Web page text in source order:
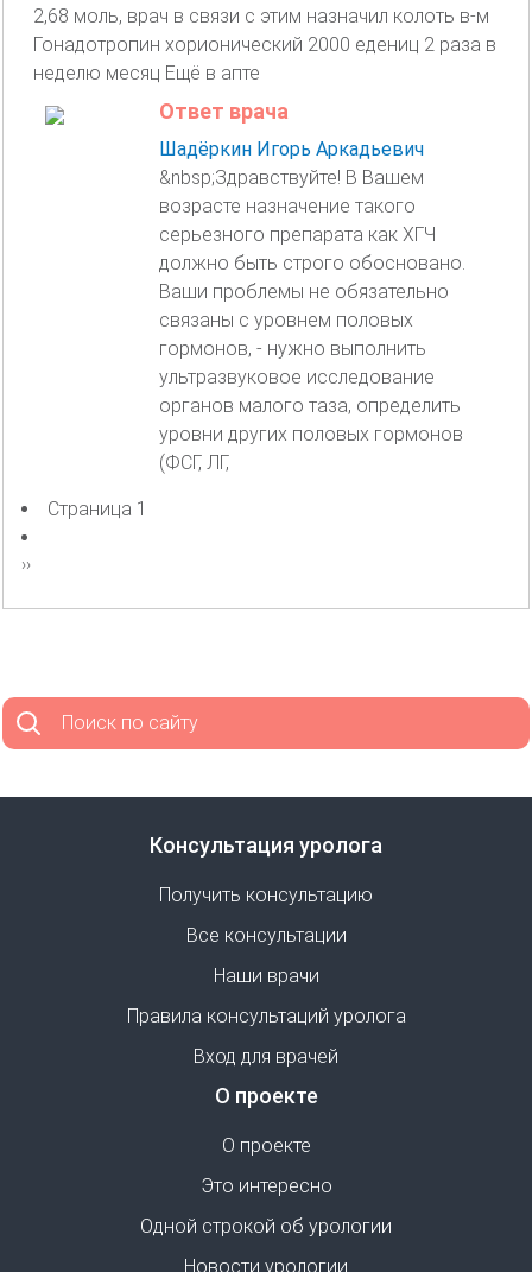
2,68 моль, врач в связи с этим назначил колоть в-м
Гонадотропин хорионический 2000 едениц 2 раза в
неделю месяц Ещё в апте
Ответ врача
Шадёркин Игорь Аркадьевич
&nbsp;Здравствуйте! В Вашем
возрасте назначение такого
серьезного препарата как ХГЧ
должно быть строго обосновано.
Ваши проблемы не обязательно
связаны с уровнем половых
гормонов, - нужно выполнить
ультразвуковое исследование
органов малого таза, определить
уровни других половых гормонов
(ФСГ, ЛГ,
Нумерация
страниц
Страница 1
Следующая
››
Поиск по сайту
Консультация уролога
Получить консультацию
Все консультации
Наши врачи
Правила консультаций уролога
Вход для врачей
О проекте
О проекте
Это интересно
Одной строкой об урологии
Новости урологии